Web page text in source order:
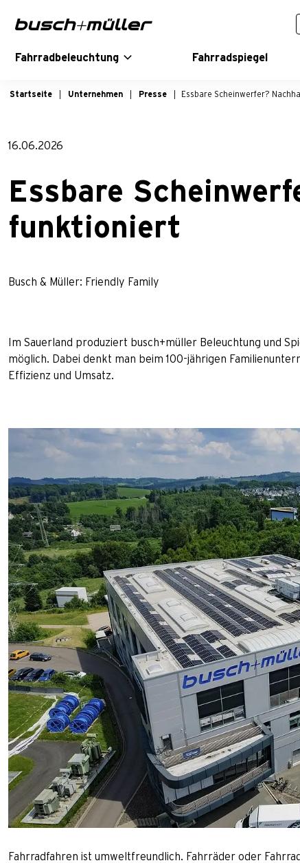
Fahrradbeleuchtung Fahrradspiegel
Startseite Unternehmen Presse Essbare Scheinwerfer?
16.06.2026
Essbare
funktioniert
Busch & Müller: Friendly Family
Im Sauerland produziert busch+müller Beleuchtung und
möglich. Dabei denkt man beim 100-jährigen
Effizienz und Umsatz.
Fahrradfahren ist umweltfreundlich. Fahrräder oder